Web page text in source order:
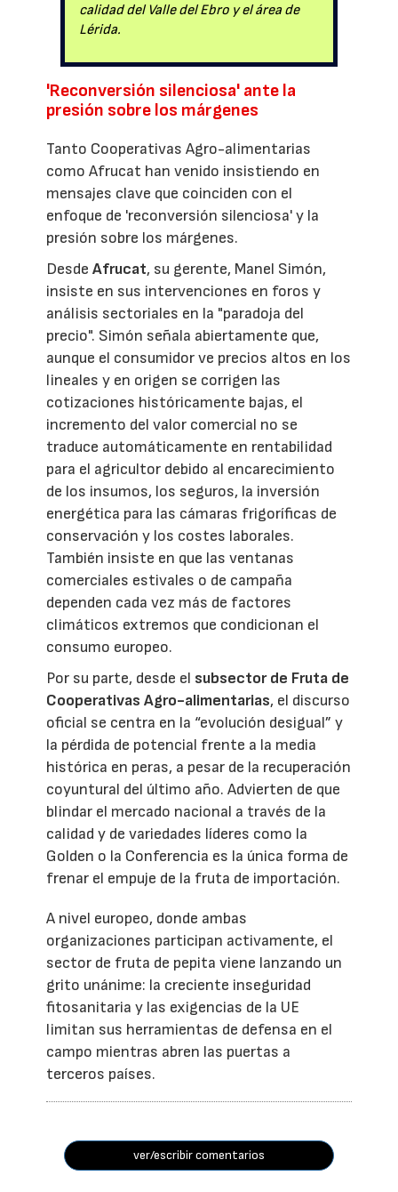
calidad del Valle del Ebro y el área de
Lérida.
'Reconversión silenciosa' ante la
presión sobre los márgenes
Tanto Cooperativas Agro-alimentarias
como Afrucat han venido insistiendo en
mensajes clave que coinciden con el
enfoque de 'reconversión silenciosa' y la
presión sobre los márgenes.
DesdeAfrucat, su gerente, Manel Simón,
insiste en sus intervenciones en foros y
análisis sectoriales en la "paradoja del
precio". Simón señala abiertamente que,
aunque el consumidor ve precios altos en los
lineales y en origen se corrigen las
cotizaciones históricamente bajas, el
incremento del valor comercial no se
traduce automáticamente en rentabilidad
para el agricultor debido al encarecimiento
de los insumos, los seguros, la inversión
energética para las cámaras frigoríficas de
conservación y los costes laborales.
También insiste en que las ventanas
comerciales estivales o de campaña
dependen cada vez más de factores
climáticos extremos que condicionan el
consumo europeo.
Por su parte, desde el subsector de Fruta de
Cooperativas Agro-alimentarias, el discurso
oficial se centra en la “evolución desigual” y
la pérdida de potencial frente a la media
histórica en peras, a pesar de la recuperación
coyuntural del último año. Advierten de que
blindar el mercado nacional a través de la
calidad y de variedades líderes como la
Golden o la Conferencia es la única forma de
frenar el empuje de la fruta de importación.
A nivel europeo, donde ambas
organizaciones participan activamente, el
sector de fruta de pepita viene lanzando un
grito unánime: la creciente inseguridad
fitosanitaria y las exigencias de la UE
limitan sus herramientas de defensa en el
campo mientras abren las puertas a
terceros países.
ver/escribir comentarios